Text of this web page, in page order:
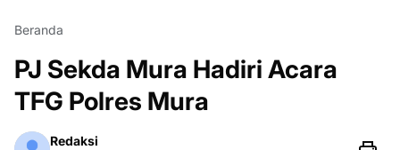
Beranda
PJ Sekda Mura Hadiri Acara
TFG Polres Mura
Redaksi